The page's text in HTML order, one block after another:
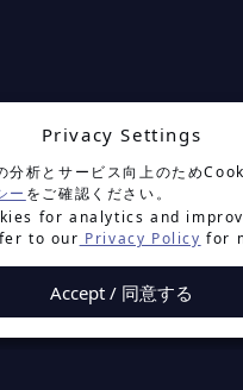
Privacy Settings
分析とサービス向上のため
ー をご確認ください。
for analytics and
to our Privacy Policy for
Accept / 同意する